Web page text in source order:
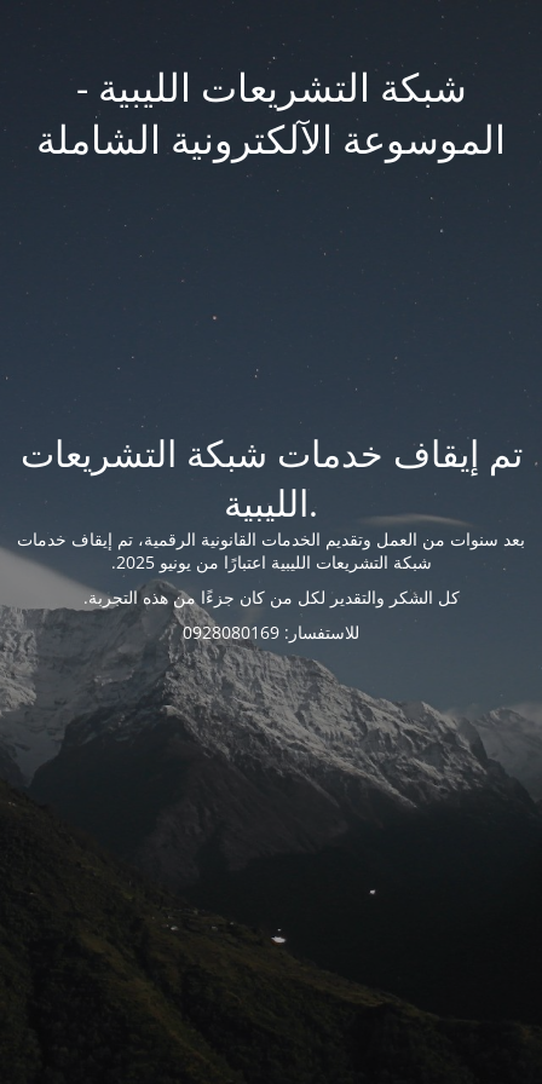
شبكة التشريعات الليبية -
الموسوعة الآلكترونية الشاملة
تم إيقاف خدمات شبكة التشريعات
الليبية.
بعد سنوات من العمل وتقديم الخدمات القانونية الرقمية، تم إيقاف خدمات
شبكة التشريعات الليبية اعتبارًا من يونيو 2025.
كل الشكر والتقدير لكل من كان جزءًا من هذه التجربة.
للاستفسار: 0928080169